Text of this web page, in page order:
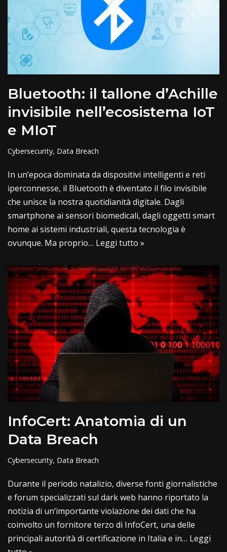
Bluetooth: il tallone d’Achille
invisibile nell’ecosistema IoT
e MIoT
Cybersecurity, Data Breach
In un’epoca dominata da dispositivi intelligenti e reti
iperconnesse, il Bluetooth è diventato il filo invisibile
che unisce la nostra quotidianità digitale. Dagli
smartphone ai sensori biomedicali, dagli oggetti smart
home ai sistemi industriali, questa tecnologia è
ovunque. Ma proprio… Leggi tutto »
InfoCert: Anatomia di un
Data Breach
Cybersecurity, Data Breach
Durante il periodo natalizio, diverse fonti giornalistiche
e forum specializzati sul dark web hanno riportato la
notizia di un’importante violazione dei dati che ha
coinvolto un fornitore terzo di InfoCert, una delle
principali autorità di certificazione in Italia e in… Leggi